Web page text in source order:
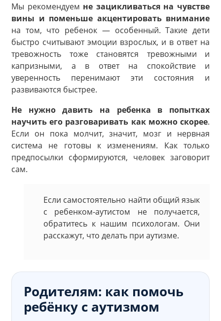
Мы рекомендуем не зацикливаться на чувстве
вины и поменьше акцентировать внимание
на том, что ребенок — особенный. Такие дети
быстро считывают эмоции взрослых, и в ответ на
тревожность тоже становятся тревожными и
капризными, а в ответ на спокойствие и
уверенность перенимают эти состояния и
развиваются быстрее.
Не нужно давить на ребенка в попытках
научить его разговаривать как можно скорее.
Если он пока молчит, значит, мозг и нервная
система не готовы к изменениям. Как только
предпосылки сформируются, человек заговорит
сам.
Если самостоятельно найти общий язык
с ребенком-аутистом не получается,
обратитесь к нашим психологам. Они
расскажут, что делать при аутизме.
Родителям: как помочь
ребёнку с аутизмом